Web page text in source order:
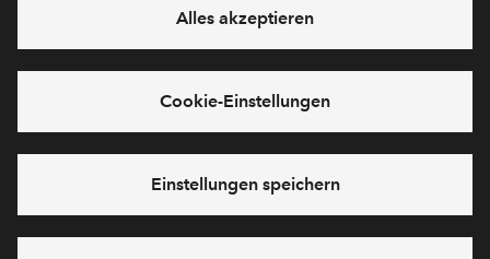
für unsereDatenschutzerklärung
Formular: